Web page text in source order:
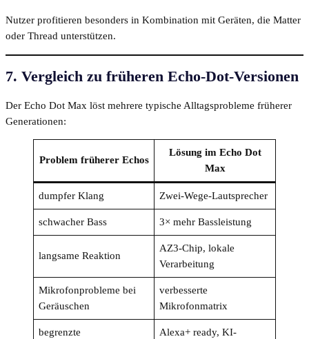
Nutzer profitieren besonders in Kombination mit Geräten, die Matter
oder Thread unterstützen.
7. Vergleich zu früheren Echo-Dot-Versionen
Der Echo Dot Max löst mehrere typische Alltagsprobleme früherer
Generationen:
Problem früherer Echos
Lösung im Echo Dot
Max
dumpfer Klang Zwei-Wege-Lautsprecher
schwacher Bass 3× mehr Bassleistung
langsame Reaktion
AZ3-Chip, lokale
Verarbeitung
Mikrofonprobleme bei
Geräuschen
verbesserte
Mikrofonmatrix
begrenzte
Alexa+ ready, KI-